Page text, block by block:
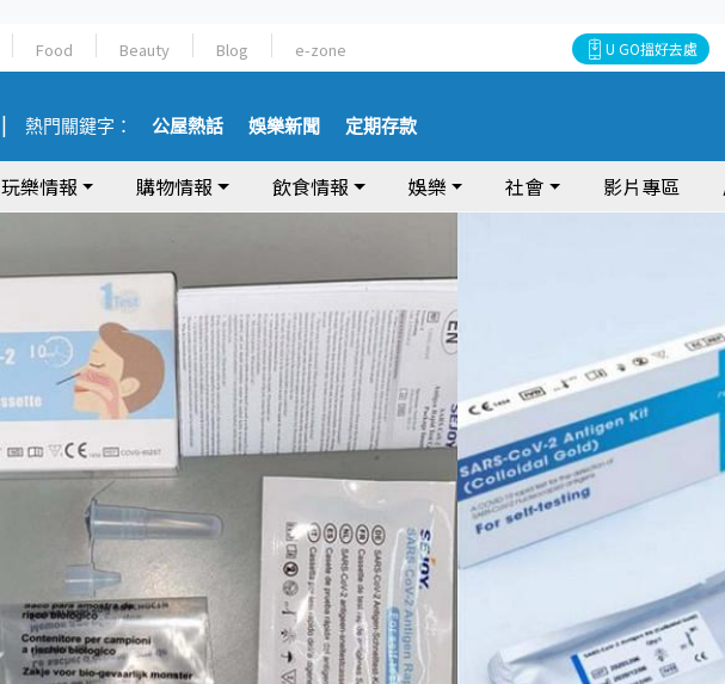
Food Beauty Blog e-zone U GO搵好去處
熱門關鍵字： 公屋熱話 娛樂新聞 定期存款
玩樂情報 購物情報 飲食情報 娛樂 社會 影片專區